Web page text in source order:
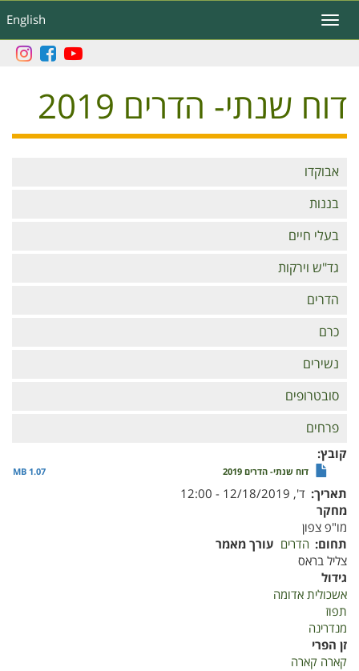
לתוכן
העיקרי
English
Toggle
navigation
דוח שנתי- הדרים 2019
Branches
אבוקדו
בננות
בעלי חיים
גד"ש וירקות
הדרים
כרם
נשירים
סובטרופים
פרחים
קובץ
דוח שנתי- הדרים 2019 1.07 MB
תאריך ד', 12/18/2019 - 12:00
מחקר
מו"פ צפון
תחום הדרים עורך מאמר
צליל בראס
גידול
אשכולית אדומה
תפוז
מנדרינה
זן הפרי
קארה קארה